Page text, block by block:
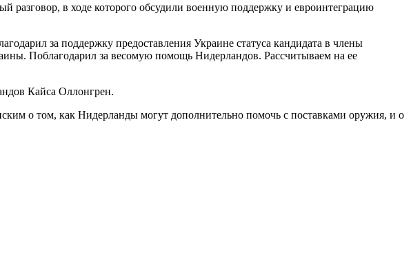
в ходе которого обсудили военную поддержку и евроинтеграцию
за поддержку предоставления Украине статуса кандидата в члены
Поблагодарил за весомую помощь Нидерландов. Рассчитываем на ее
Кайса Оллонгрен.
о том, как Нидерланды могут дополнительно помочь с поставками оружия, и о